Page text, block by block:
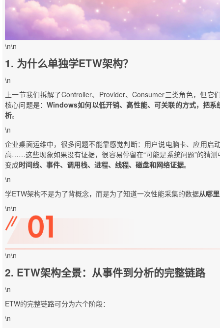
\n\n
1. 为什么单独学ETW架构？
\n
上一节我们拆解了Controller、Provider、Consumer三类角色，但它
核心问题是： Windows如何以低开销、高性能、可关联的方式，把系
析。
\n
企业桌面运维中，很多问题不能靠感觉判断：用户说电脑卡、应用启
高……这些现象如果没有证据，很容易停留在“可能是系统问题”的猜测
变成时间线、事件、调用栈、进程、线程、磁盘和网络证据。
\n
学ETW架构不是为了背概念，而是为了知道一次性能采集的数据从哪
\n\n
\n\n
2. ETW架构全景：从事件到分析的完整链路
\n
ETW的完整链路可分为六个阶段：
\n